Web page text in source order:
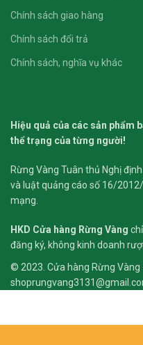
Chính sách giao hàng
Chính sách đổi trả
Chính sách, nghĩa vụ khác
Hiệu quả của các sản phẩm
thể trạng của từng người!
Rừng Vàng Tuân thủ Nghị
và luật quảng cáo số 16/
mạng.
HKD Cửa hàng Rừng Vàng
đăng ký, không kinh doanh
© 2023. Cửa hàng Rừng Vàng